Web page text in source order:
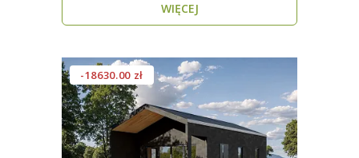
WIĘCEJ
-18630.00 zł